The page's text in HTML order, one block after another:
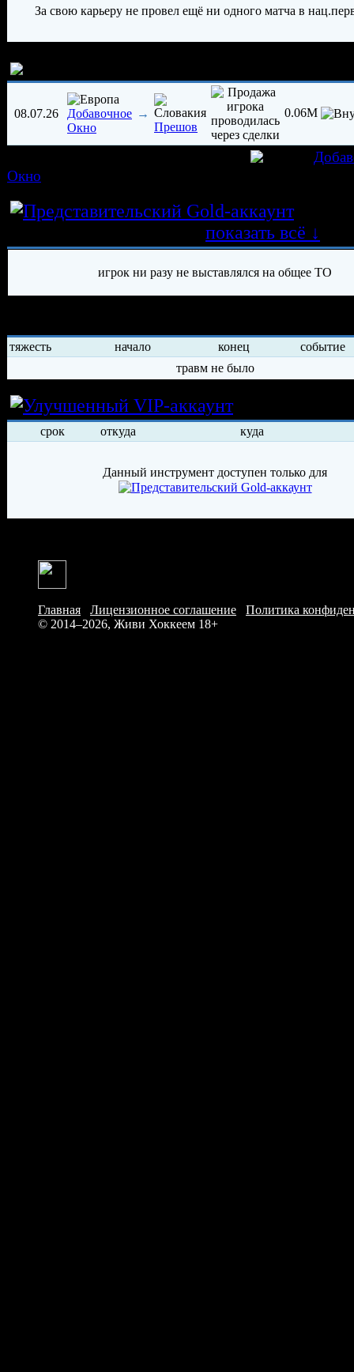
За свою карьеру не провел ещё ни одного матча в
08.07.26
Добавочное
Окно
→
Прешов
0.06M
Окно
показать всё ↓
игрок ни разу не выставлялся на общее ТО
тяжесть начало конец
событие
травм не было
Условия
срок откуда куда
Данный инструмент доступен только для
Главная Лицензионное соглашение
Политика
© 2014–2026, Живи Хоккеем 18+